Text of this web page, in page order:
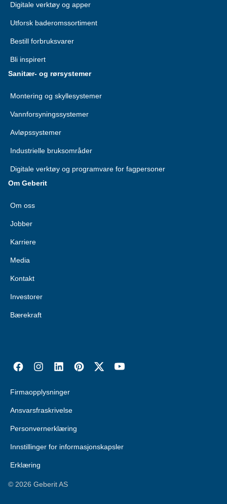
Digitale verktøy og apper
Utforsk baderomssortiment
Bestill forbruksvarer
Bli inspirert
Sanitær- og rørsystemer
Montering og skyllesystemer
Vannforsyningssystemer
Avløpssystemer
Industrielle bruksområder
Digitale verktøy og programvare for fagpersoner
Om Geberit
Om oss
Jobber
Karriere
Media
Kontakt
Investorer
Bærekraft
Firmaopplysninger
Ansvarsfraskrivelse
Personvernerklæring
Innstillinger for informasjonskapsler
Erklæring
© 2026 Geberit AS